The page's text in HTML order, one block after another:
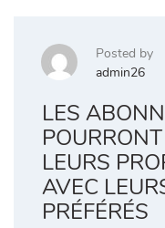
Posted by
admin26
LES
LEURS
AVEC
PRÉFÉRÉS